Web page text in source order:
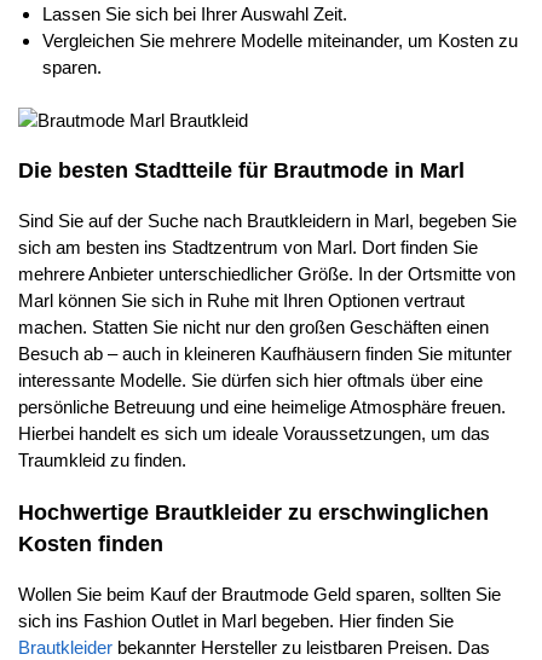
Lassen Sie sich bei Ihrer Auswahl Zeit.
Vergleichen Sie mehrere Modelle miteinander, um Kosten zu
sparen.
Die besten Stadtteile für Brautmode in Marl
Sind Sie auf der Suche nach Brautkleidern in Marl, begeben Sie
sich am besten ins Stadtzentrum von Marl. Dort finden Sie
mehrere Anbieter unterschiedlicher Größe. In der Ortsmitte von
Marl können Sie sich in Ruhe mit Ihren Optionen vertraut
machen. Statten Sie nicht nur den großen Geschäften einen
Besuch ab – auch in kleineren Kaufhäusern finden Sie mitunter
interessante Modelle. Sie dürfen sich hier oftmals über eine
persönliche Betreuung und eine heimelige Atmosphäre freuen.
Hierbei handelt es sich um ideale Voraussetzungen, um das
Traumkleid zu finden.
Hochwertige Brautkleider zu erschwinglichen
Kosten finden
Wollen Sie beim Kauf der Brautmode Geld sparen, sollten Sie
sich ins Fashion Outlet in Marl begeben. Hier finden Sie
Brautkleider bekannter Hersteller zu leistbaren Preisen. Das